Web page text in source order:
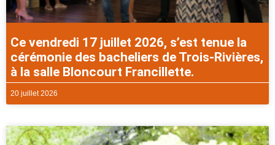
Ce vendredi 17 juillet 2026, s’est tenue la
cérémonie des bacheliers de Trois-Rivières,
à la salle Bloncourt Francillette.
20 juillet 2026